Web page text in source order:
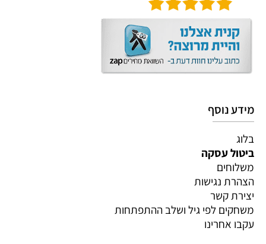
מידע נוסף
בלוג
ביטול עסקה
משלוחים
הצהרת נגישות
יצירת קשר
משחקים לפי גיל ושלב ההתפתחות
עקבו אחרינו